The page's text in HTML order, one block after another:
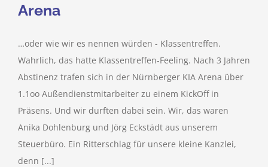
Arena
…oder wie wir es nennen würden - Klassentreffen.
Wahrlich, das hatte Klassentreffen-Feeling. Nach 3 Jahren
Abstinenz trafen sich in der Nürnberger KIA Arena über
1.1oo Außendienstmitarbeiter zu einem KickOff in
Präsens. Und wir durften dabei sein. Wir, das waren
Anika Dohlenburg und Jörg Eckstädt aus unserem
Steuerbüro. Ein Ritterschlag für unsere kleine Kanzlei,
denn [...]